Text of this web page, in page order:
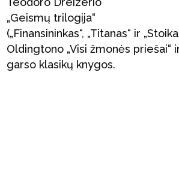
„Geismų trilogija“
(„Finansininkas“, „Titanas“ ir
Oldingtono „Visi žmonės priešai“
garso klasikų knygos.